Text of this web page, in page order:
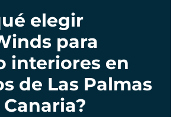
elegir
para
interiores en
de Las Palmas
Canaria?